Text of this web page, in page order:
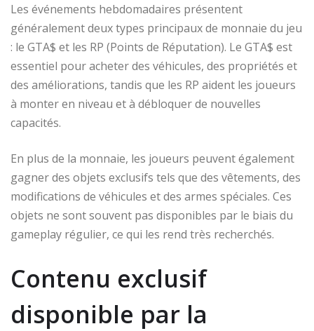
Les événements hebdomadaires présentent
généralement deux types principaux de monnaie du jeu
: le GTA$ et les RP (Points de Réputation). Le GTA$ est
essentiel pour acheter des véhicules, des propriétés et
des améliorations, tandis que les RP aident les joueurs
à monter en niveau et à débloquer de nouvelles
capacités.
En plus de la monnaie, les joueurs peuvent également
gagner des objets exclusifs tels que des vêtements, des
modifications de véhicules et des armes spéciales. Ces
objets ne sont souvent pas disponibles par le biais du
gameplay régulier, ce qui les rend très recherchés.
Contenu exclusif
disponible par la